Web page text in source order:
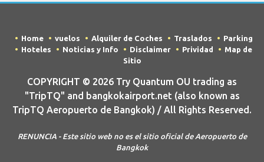
Home vuelos Alquiler de Coches Traslados
Parking
Hoteles
Noticias y Info Disclaimer Prividad
Map de
Sitio
COPYRIGHT © 2026 Try Quantum OU trading as
"TripTQ" and bangkokairport.net (also known as
TripTQ Aeropuerto de Bangkok) / All Rights Reserved.
RENUNCIA - Este sitio web no es el sitio oficial de Aeropuerto de
Bangkok